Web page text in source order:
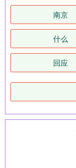
南京
什么
回应